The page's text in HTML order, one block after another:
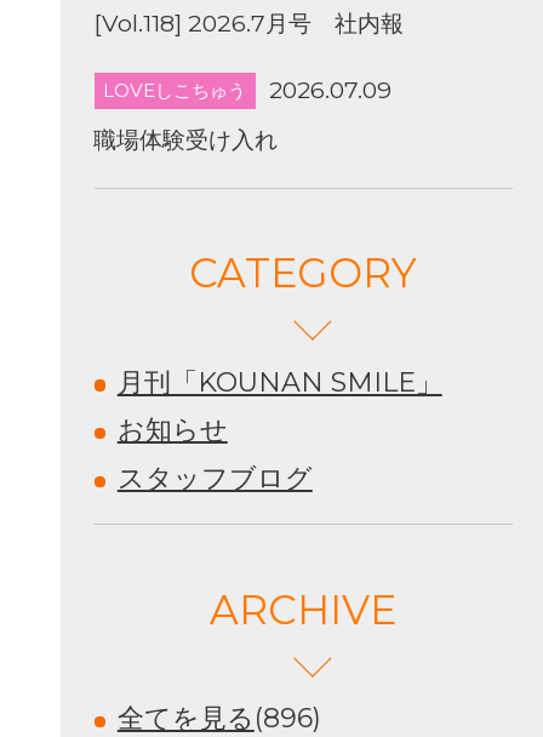
[Vol.118] 2026.7月号 社内報
LOVEしこちゅう
2026.07.09
職場体験受け入れ
CATEGORY
月刊「KOUNAN SMILE」
お知らせ
スタッフブログ
ARCHIVE
全てを見る (896)